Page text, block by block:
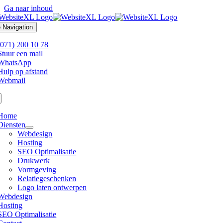
Ga naar inhoud
Navigation
200 10 78
een mail
op afstand
Webdesign
Hosting
SEO Optimalisatie
Drukwerk
Vormgeving
Relatiegeschenken
Logo laten ontwerpen
Optimalisatie